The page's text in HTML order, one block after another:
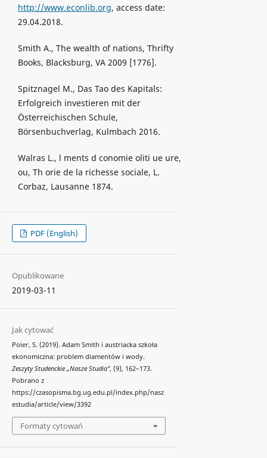
http://www.econlib.org, access date:
29.04.2018.
Smith A., The wealth of nations, Thrifty
Books, Blacksburg, VA 2009 [1776].
Spitznagel M., Das Tao des Kapitals:
Erfolgreich investieren mit der
Österreichischen Schule,
Börsenbuchverlag, Kulmbach 2016.
Walras L., l ments d conomie oliti ue ure,
ou, Th orie de la richesse sociale, L.
Corbaz, Lausanne 1874.
PDF (English)
Opublikowane
2019-03-11
Jak cytować
Poier, S. (2019). Adam Smith i austriacka szkoła
ekonomiczna: problem diamentów i wody.
Zeszyty Studenckie „Nasze Studia", (9), 162–173.
Pobrano z
https://czasopisma.bg.ug.edu.pl/index.php/nasz
estudia/article/view/3392
Formaty cytowań